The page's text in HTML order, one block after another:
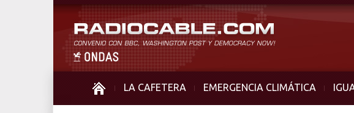
LA CAFETERA EMERGENCIA CLIMÁTICA